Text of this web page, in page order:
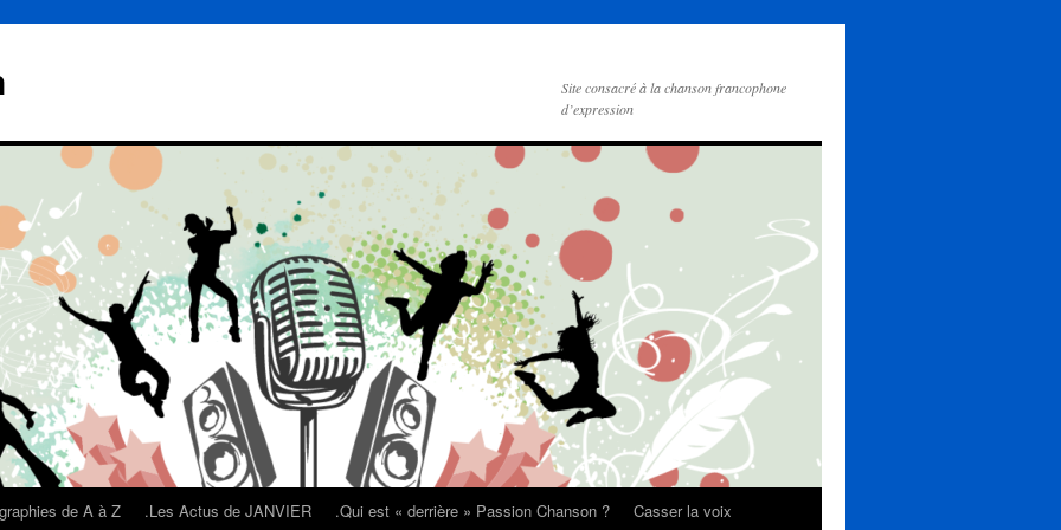
Site consacré à la chanson francophone
d’expression
de A à Z .Les Actus de JANVIER .Qui est « derrière » Passion Chanson ?
Casser la voix